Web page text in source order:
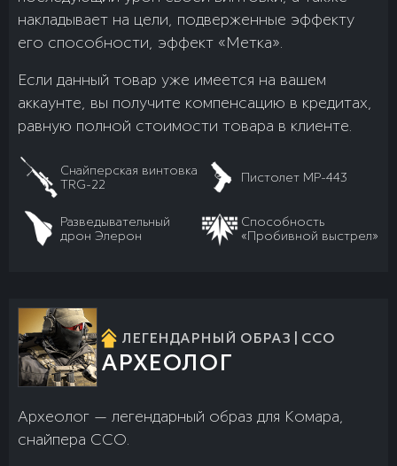
накладывает на цели, подверженные эффекту
его способности, эффект «Метка».
Если данный товар уже имеется на вашем
аккаунте, вы получите компенсацию в кредитах,
равную полной стоимости товара в клиенте.
Снайперская винтовка
TRG-22
Пистолет MP-443
Разведывательный
дрон Элерон
Способность
«Пробивной выстрел»
ЛЕГЕНДАРНЫЙ ОБРАЗ | ССО
АРХЕОЛОГ
Археолог — легендарный образ для Комара,
снайпера ССО.